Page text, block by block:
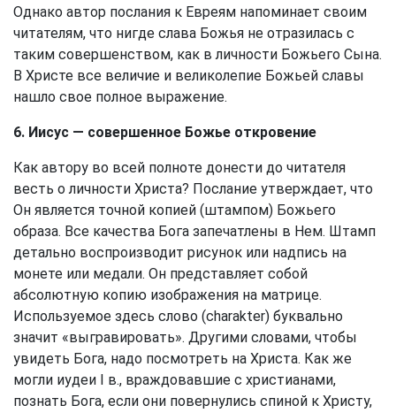
Однако автор послания к Евреям напоминает своим
читателям, что нигде слава Божья не отразилась с
таким совершенством, как в личности Божьего Сына.
В Христе все величие и великолепие Божьей славы
нашло свое полное выражение.
6. Иисус — совершенное Божье откровение
Как автору во всей полноте донести до читателя
весть о личности Христа? Послание утверждает, что
Он является точной копией (штампом) Божьего
образа. Все качества Бога запечатлены в Нем. Штамп
детально воспроизводит рисунок или надпись на
монете или медали. Он представляет собой
абсолютную копию изображения на матрице.
Используемое здесь слово (charakter) буквально
значит «выгравировать». Другими словами, чтобы
увидеть Бога, надо посмотреть на Христа. Как же
могли иудеи I в., враждовавшие с христианами,
познать Бога, если они повернулись спиной к Христу,